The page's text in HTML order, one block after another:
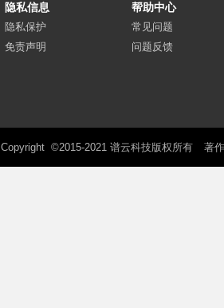
隐私信息
隐私保护
免责声明
帮助中心
常见问题
问题反馈
Copyright ©2015-2021 谱云科技版权所有 著